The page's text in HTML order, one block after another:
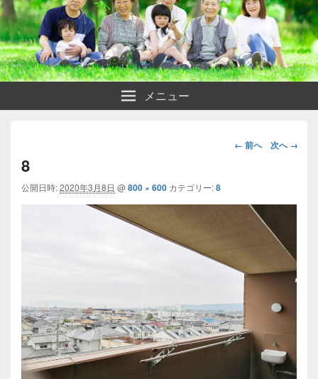
メニュー
画
ゲ
ョ
ン
← 前へ 次へ →
8
公開日時:2020年3月8日 @800 × 600 カテゴリー:8